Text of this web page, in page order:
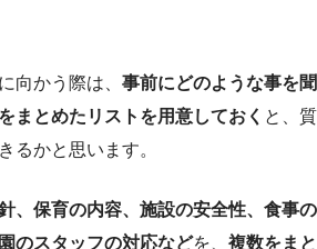
向かう際は、 事前にどのような事を聞
まとめたリストを用意しておく と、質
るかと思います。
、保育の内容、施設の安全性、食事の
のスタッフの対応などを、 複数をまと